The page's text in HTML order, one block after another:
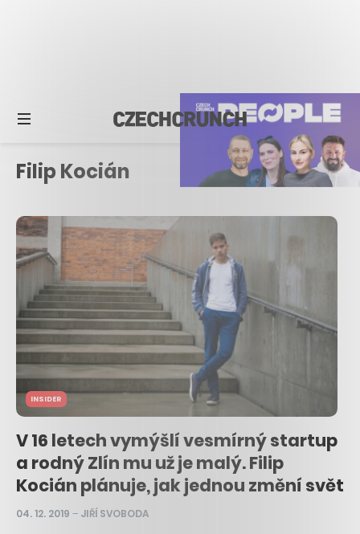
Filip Kocián
INSIDER
V 16 letech vymýšlí vesmírný startup
a rodný Zlín mu už je malý. Filip
Kocián plánuje, jak jednou změní svět
04. 12. 2019 – JIŘÍ SVOBODA